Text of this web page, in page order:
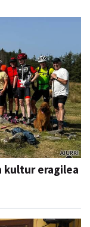
kultur eragilea